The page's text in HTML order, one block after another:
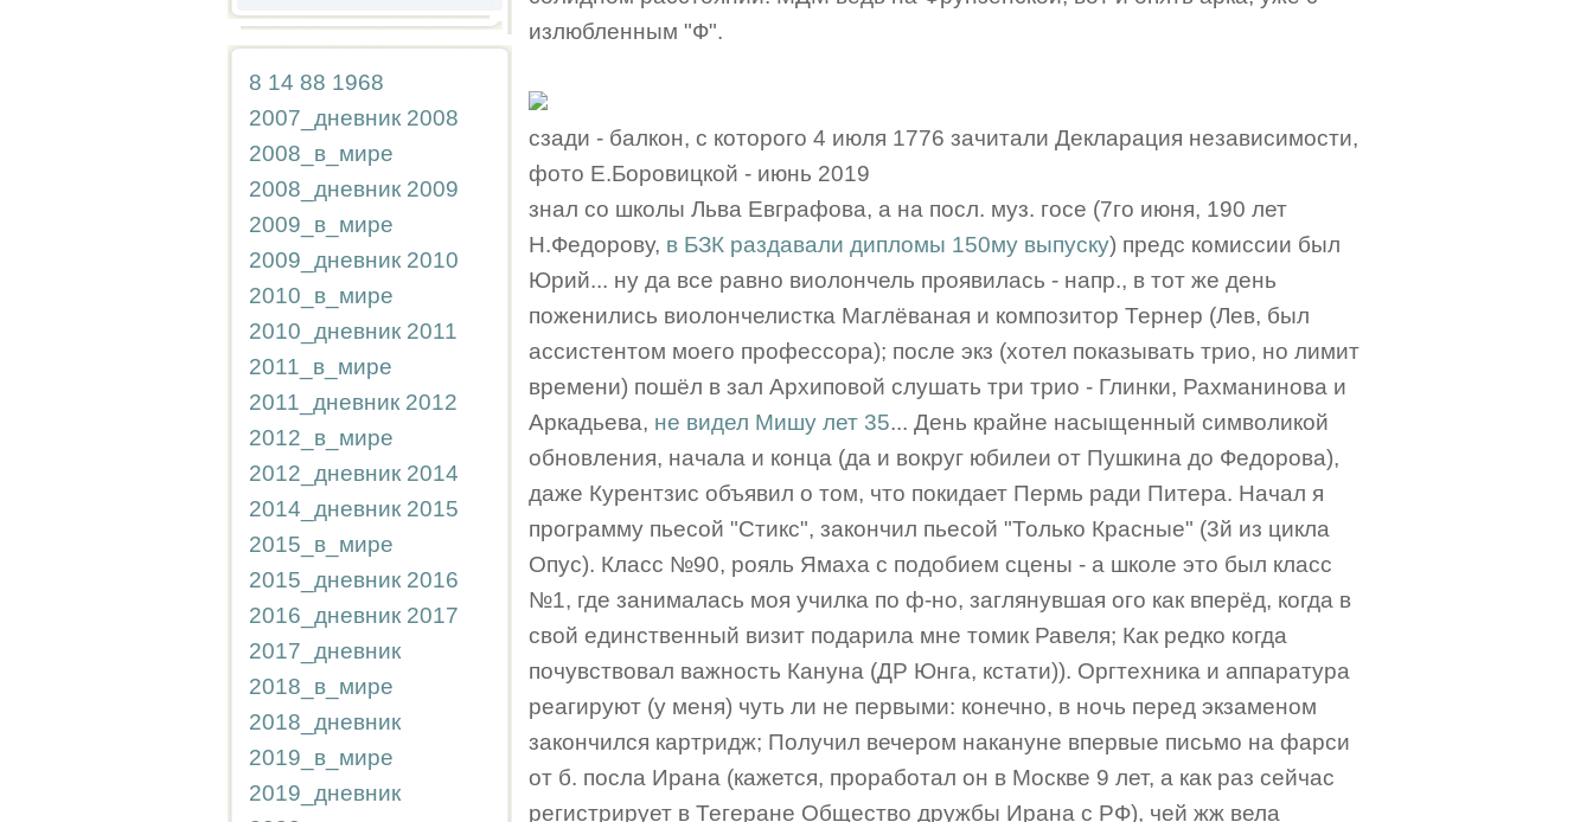
8 14 88 1968
2007_дневник 2008
2008_в_мире
2008_дневник 2009
2009_в_мире
2009_дневник 2010
2010_в_мире
2010_дневник 2011
2011_в_мире
2011_дневник 2012
2012_в_мире
2012_дневник 2014
2014_дневник 2015
2015_в_мире
2015_дневник 2016
2016_дневник 2017
2017_дневник
2018_в_мире
2018_дневник
2019_в_мире
2019_дневник
излюбленным "Ф".
сзади - балкон, с которого 4 июля 1776 зачитали Декларация независимости,
фото Е.Боровицкой - июнь 2019
знал со школы Льва Евграфова, а на посл. муз. госе (7го июня, 190 лет
Н.Федорову, в БЗК раздавали дипломы 150му выпуску) предс комиссии был
Юрий... ну да все равно виолончель проявилась - напр., в тот же день
поженились виолончелистка Маглёваная и композитор Тернер (Лев, был
ассистентом моего профессора); после экз (хотел показывать трио, но лимит
времени) пошёл в зал Архиповой слушать три трио - Глинки, Рахманинова и
Аркадьева, не видел Мишу лет 35... День крайне насыщенный символикой
обновления, начала и конца (да и вокруг юбилеи от Пушкина до Федорова),
даже Курентзис объявил о том, что покидает Пермь ради Питера. Начал я
программу пьесой "Стикс", закончил пьесой "Только Красные" (3й из цикла
Опус). Класс №90, рояль Ямаха с подобием сцены - а школе это был класс
№1, где занималась моя училка по ф-но, заглянувшая ого как вперёд, когда в
свой единственный визит подарила мне томик Равеля; Как редко когда
почувствовал важность Кануна (ДР Юнга, кстати)). Оргтехника и аппаратура
реагируют (у меня) чуть ли не первыми: конечно, в ночь перед экзаменом
закончился картридж; Получил вечером накануне впервые письмо на фарси
от б. посла Ирана (кажется, проработал он в Москве 9 лет, а как раз сейчас
регистрирует в Тегеране Общество дружбы Ирана с РФ), чей жж вела